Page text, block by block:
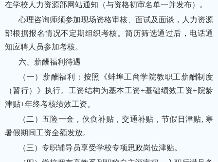
在学校人力资源部网站通知（与资格初审名单一并发布）。
心理咨询师须参加现场资格审核、面试及面谈，人力资源
部根据报名情况不定期组织考核。简历筛选通过后，电话通
知应聘人员参加考核。
六、薪酬福利待遇
（一）薪酬福利：按照《蚌埠工商学院教职工薪酬制度
（暂行）》执行。工资结构为基本工资+基础绩效工资+院龄
津贴+年终考核绩效工资。
（二）五险一金，伙食补贴，交通补贴，节假日津贴, 寒
暑假期间工资全额发放。
（三）专职辅导员享受学校专项思政岗位津贴。